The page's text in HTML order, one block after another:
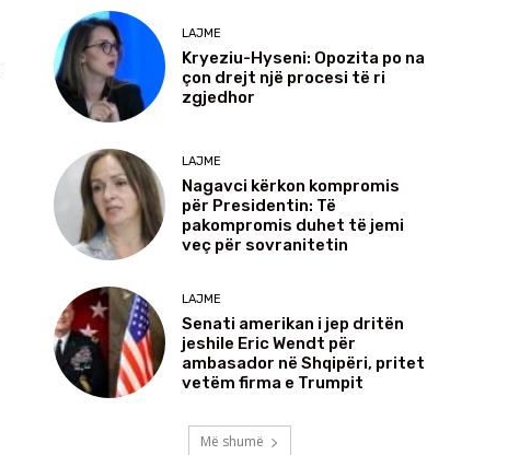
LAJME
Kryeziu-Hyseni: Opozita po na
çon drejt një procesi të ri
zgjedhor
LAJME
Nagavci kërkon kompromis
për Presidentin: Të
pakompromis duhet të jemi
veç për sovranitetin
LAJME
Senati amerikan i jep dritën
jeshile Eric Wendt për
ambasador në Shqipëri, pritet
vetëm firma e Trumpit
Më shumë